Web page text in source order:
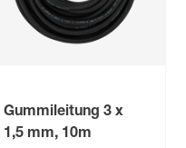
Gummileitung 3 x
1,5 mm, 10m